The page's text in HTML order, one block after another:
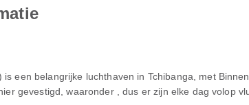
is een belangrijke luchthaven in Tchibanga, met
gevestigd, waaronder , dus er zijn elke dag volop